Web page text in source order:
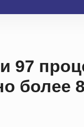
97
более